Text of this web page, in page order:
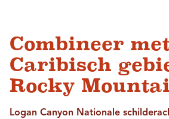
Combineer
Caribisch
Rocky
Logan Canyon Nationale